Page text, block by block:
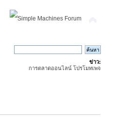
ข่าว:
การตลาดออนไลน์ โปรโมทเพจ